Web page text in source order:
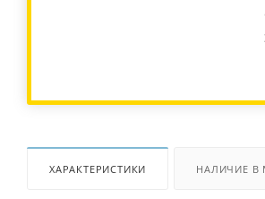
ХАРАКТЕРИСТИКИ НАЛИЧИЕ В